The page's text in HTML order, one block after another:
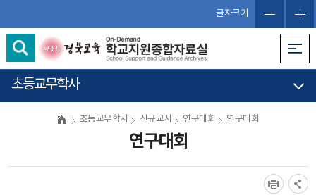
글자크기
초등교무학사
초등교무학사 신규교사 연구대회 연구대회
연구대회